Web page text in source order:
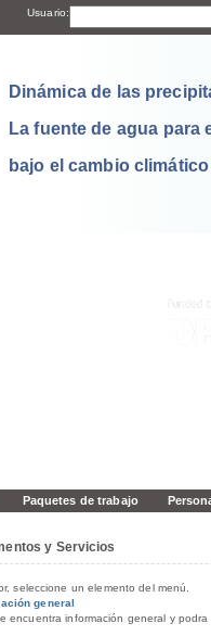
Usuario:
Dinámica de las
La fuente de agua para
bajo el cambio climático
Paquetes de trabajo
y Servicios
seleccione un elemento del menú.
general
encuentra información general y